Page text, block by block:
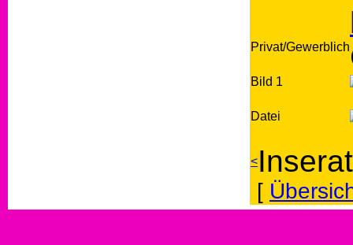
Privat/Gewerblich
Bild 1
Datei
<
[